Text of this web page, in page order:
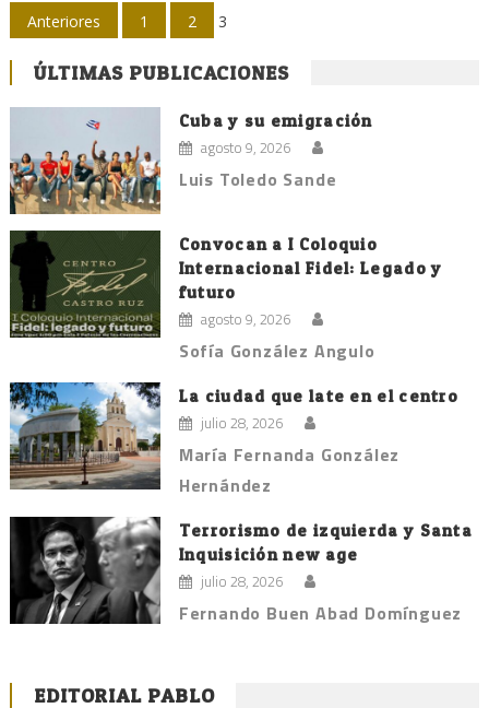
Navegación
de
entradas
Anteriores 1 2 3
ÚLTIMAS PUBLICACIONES
Cuba y su emigración
agosto 9, 2026
Luis Toledo Sande
Convocan a I Coloquio
Internacional Fidel: Legado y
futuro
agosto 9, 2026
Sofía González Angulo
La ciudad que late en el centro
julio 28, 2026
María Fernanda González
Hernández
Terrorismo de izquierda y Santa
Inquisición new age
julio 28, 2026
Fernando Buen Abad Domínguez
EDITORIAL PABLO